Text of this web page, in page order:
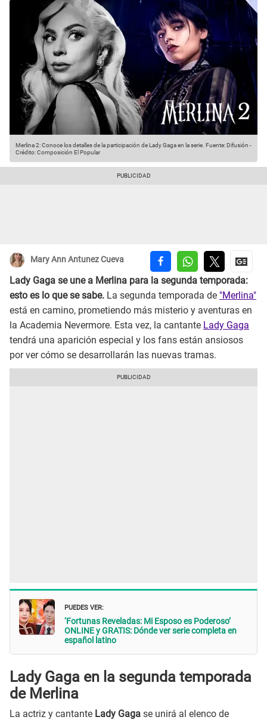
Merlina 2: Conoce los detalles de la participación de Lady Gaga en la serie. Fuente: Difusión -
Crédito: Composición El Popular
Mary Ann Antunez Cueva
Lady Gaga se une a Merlina para la segunda temporada:
esto es lo que se sabe. La segunda temporada de "Merlina"
está en camino, prometiendo más misterio y aventuras en
la Academia Nevermore. Esta vez, la cantante Lady Gaga
tendrá una aparición especial y los fans están ansiosos
por ver cómo se desarrollarán las nuevas tramas.
PUEDES VER:
‘Fortunas Reveladas: Mi Esposo es Poderoso’
ONLINE y GRATIS: Dónde ver serie completa en
español latino
Lady Gaga en la segunda temporada
de Merlina
La actriz y cantante Lady Gaga se unirá al elenco de